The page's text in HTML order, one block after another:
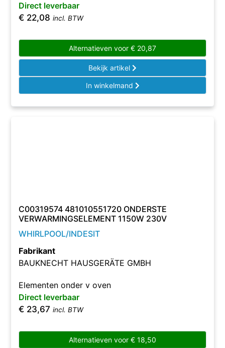
Direct leverbaar
€ 22,08 incl. BTW
Alternatieven voor € 20,87
Bekijk artikel
In winkelmand
C00319574 481010551720 ONDERSTE
VERWARMINGSELEMENT 1150W 230V
WHIRLPOOL/INDESIT
Fabrikant
BAUKNECHT HAUSGERÄTE GMBH
Elementen onder v oven
Direct leverbaar
€ 23,67 incl. BTW
Alternatieven voor € 18,50